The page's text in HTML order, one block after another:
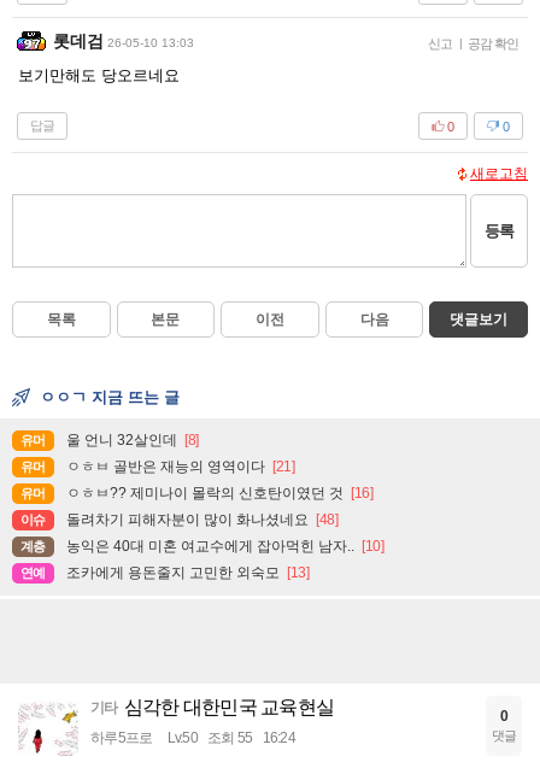
롯데검 26-05-10 13:03 신고 | 공감 확인
보기만해도 당오르네요
답글 0
0
새로고침
등록
목록 본문 이전 다음 댓글보기
ㅇㅇㄱ 지금 뜨는 글
유머 울 언니 32살인데 [8]
유머 ㅇㅎㅂ 골반은 재능의 영역이다 [21]
유머 ㅇㅎㅂ?? 제미나이 몰락의 신호탄이였던 것 [16]
이슈 돌려차기 피해자분이 많이 화나셨네요 [48]
계층 농익은 40대 미혼 여교수에게 잡아먹힌 남자.. [10]
연예 조카에게 용돈줄지 고민한 외숙모 [13]
기타 심각한 대한민국 교육현실
하루5프로 Lv.50 조회 55 16:24
0
댓글